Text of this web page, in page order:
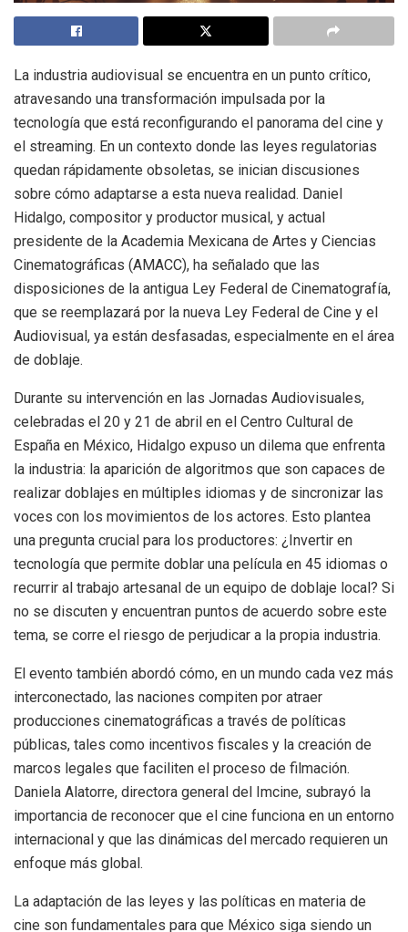
La industria audiovisual se encuentra en un punto crítico,
atravesando una transformación impulsada por la
tecnología que está reconfigurando el panorama del cine y
el streaming. En un contexto donde las leyes regulatorias
quedan rápidamente obsoletas, se inician discusiones
sobre cómo adaptarse a esta nueva realidad. Daniel
Hidalgo, compositor y productor musical, y actual
presidente de la Academia Mexicana de Artes y Ciencias
Cinematográficas (AMACC), ha señalado que las
disposiciones de la antigua Ley Federal de Cinematografía,
que se reemplazará por la nueva Ley Federal de Cine y el
Audiovisual, ya están desfasadas, especialmente en el área
de doblaje.
Durante su intervención en las Jornadas Audiovisuales,
celebradas el 20 y 21 de abril en el Centro Cultural de
España en México, Hidalgo expuso un dilema que enfrenta
la industria: la aparición de algoritmos que son capaces de
realizar doblajes en múltiples idiomas y de sincronizar las
voces con los movimientos de los actores. Esto plantea
una pregunta crucial para los productores: ¿Invertir en
tecnología que permite doblar una película en 45 idiomas o
recurrir al trabajo artesanal de un equipo de doblaje local? Si
no se discuten y encuentran puntos de acuerdo sobre este
tema, se corre el riesgo de perjudicar a la propia industria.
El evento también abordó cómo, en un mundo cada vez más
interconectado, las naciones compiten por atraer
producciones cinematográficas a través de políticas
públicas, tales como incentivos fiscales y la creación de
marcos legales que faciliten el proceso de filmación.
Daniela Alatorre, directora general del Imcine, subrayó la
importancia de reconocer que el cine funciona en un entorno
internacional y que las dinámicas del mercado requieren un
enfoque más global.
La adaptación de las leyes y las políticas en materia de
cine son fundamentales para que México siga siendo un